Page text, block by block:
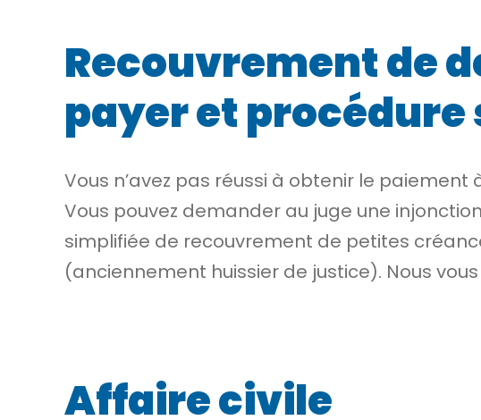
Recouvrement de
payer et
Vous n’avez pas réussi à obtenir le
Vous pouvez demander au juge une
simplifiée de recouvrement de petites
(anciennement huissier de justice). Nous
Affaire civile